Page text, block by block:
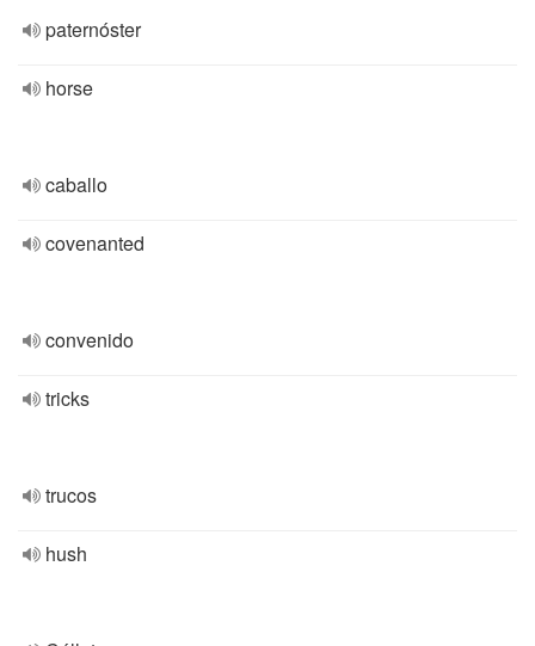
paternóster
horse
caballo
covenanted
convenido
tricks
trucos
hush